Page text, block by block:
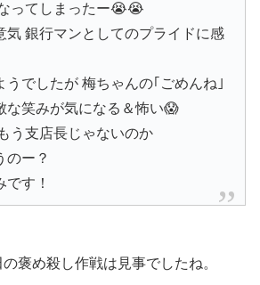
ってしまったー😭😭
気 銀行マンとしてのプライドに感
うでしたが 梅ちゃんの｢ごめんね｣
な笑みが気になる＆怖い😱
う支店長じゃないのか
のー？
です！
褒め殺し作戦は見事でしたね。